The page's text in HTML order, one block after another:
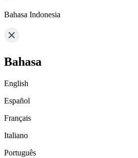
Bahasa Indonesia
Bahasa
English
Español
Français
Italiano
Português